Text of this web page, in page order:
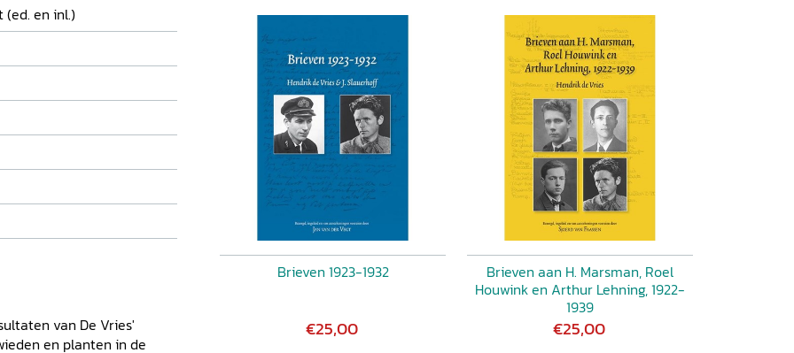
(ed. en inl.)
van De Vries'
en planten in de
Brieven 1923-1932
€25,00
Brieven aan H. Marsman, Roel
Houwink en Arthur Lehning, 1922-
1939
€25,00